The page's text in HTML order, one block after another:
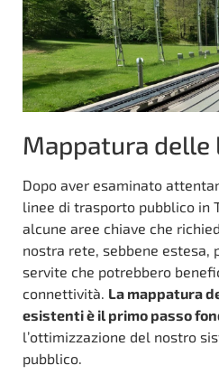
Mappatura delle
Dopo aver esaminato
linee di trasporto pubblico in
alcune aree chiave che
nostra rete, sebbene estesa,
servite che potrebbero
connettività. La mappatura
esistenti è il primo passo
l’ottimizzazione del nostro
pubblico.